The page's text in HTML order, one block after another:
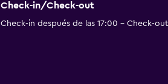
Check-in/Check-out
Check-in después de las 17:00 - Check-